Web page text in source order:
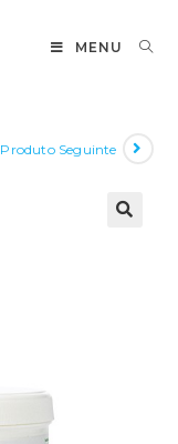
MENU
Produto Seguinte